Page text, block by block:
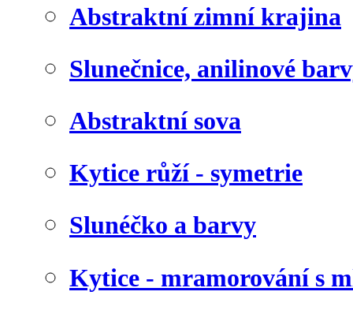
Abstraktní zimní krajina
Slunečnice, anilinové
Abstraktní sova
Kytice růží - symetrie
Slunéčko a barvy
Kytice - mramorování s